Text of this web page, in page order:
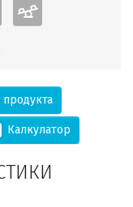
продукта
Калкулатор